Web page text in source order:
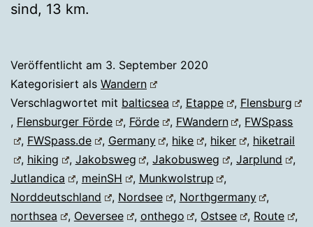
sind, 13 km.
Veröffentlicht am 3. September 2020
Kategorisiert als Wandern
Verschlagwortet mit balticsea , Etappe , Flensburg
, Flensburger Förde , Förde , FWandern , FWSpass
, FWSpass.de , Germany , hike , hiker , hiketrail
, hiking , Jakobsweg ,Jakobusweg ,Jarplund
,
Jutlandica
, meinSH , Munkwolstrup
,
Norddeutschland
, Nordsee , Northgermany
,
northsea
, Oeversee , onthego , Ostsee , Route
,